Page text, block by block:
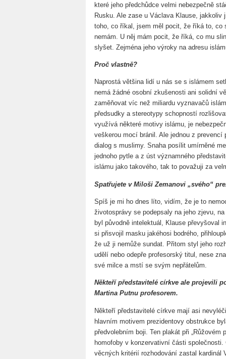
které jeho předchůdce velmi nebezpečně
Rusku. Ale zase u Václava Klause, jakkoliv
toho, co říkal, jsem měl pocit, že říká to, co
nemám. U něj mám pocit, že říká, co mu
slyšet. Zejména jeho výroky na adresu
Proč vlastně?
Naprostá většina lidí u nás se s islámem
nemá žádné osobní zkušenosti ani solidní
zaměňovat víc než miliardu vyznavačů
předsudky a stereotypy schopností
využívá některé motivy islámu, je
veškerou mocí bránil. Ale jednou z
dialog s muslimy. Snaha posílit umírněné
jednoho pytle a z úst významného
islámu jako takového, tak to považuji za
Spatřujete v Miloši Zemanovi „svého“
Spíš je mi ho dnes líto, vidím, že je to
životosprávy se podepsaly na jeho zjevu,
byl původně intelektuál, Klause převyšoval
si přisvojil masku jakéhosi bodrého,
že už ji nemůže sundat. Přitom styl jeho
udělí nebo odepře profesorský titul, nese
své milce a mstí se svým nepřátelům.
Někteří představitelé církve ale projevili
Martina Putnu profesorem.
Někteří představitelé církve mají asi
hlavním motivem prezidentovy obstrukce
předvolebním boji. Ten plakát při „Růžovém
homofoby v konzervativní části
věcných kritérií rozhodování zastal kardinál